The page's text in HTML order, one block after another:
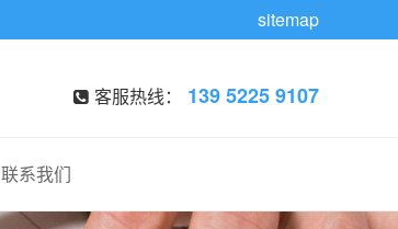
sitemap
客服热线： 139 5225 9107
联系我们